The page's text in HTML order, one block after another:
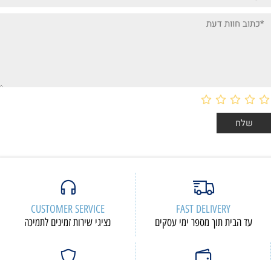
FAST DELIVERY
עד הבית תוך מספר ימי עסקים
CUSTOMER SERVICE
נציגי שירות זמינים לתמיכה